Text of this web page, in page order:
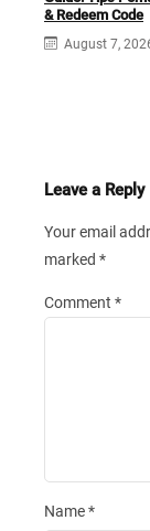
& Redeem Code
August 7,
Leave a Reply
Your email
marked *
Comment *
Name*